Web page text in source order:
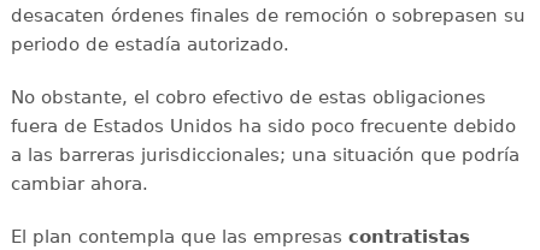
desacaten órdenes finales de remoción o sobrepasen su
periodo de estadía autorizado.
No obstante, el cobro efectivo de estas obligaciones
fuera de Estados Unidos ha sido poco frecuente debido
a las barreras jurisdiccionales; una situación que podría
cambiar ahora.
El plan contempla que las empresas contratistas